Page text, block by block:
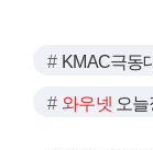
KMAC극동
와우넷 오